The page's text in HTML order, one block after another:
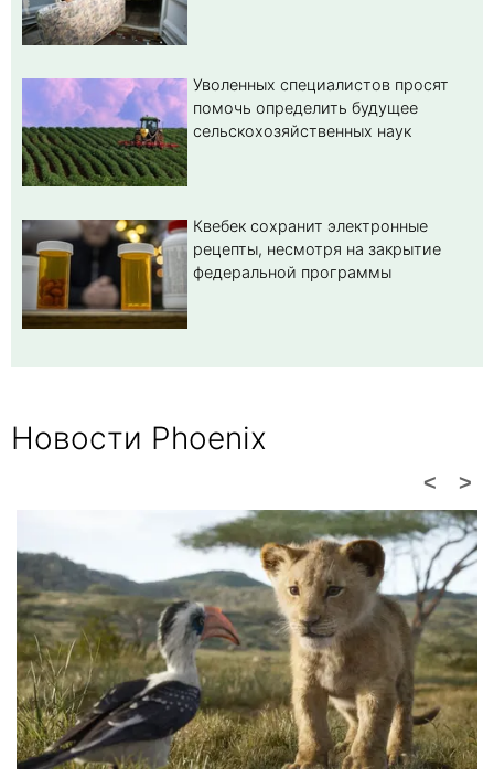
Уволенных специалистов просят
помочь определить будущее
сельскохозяйственных наук
Квебек сохранит электронные
рецепты, несмотря на закрытие
федеральной программы
Новости Phoenix
>
<